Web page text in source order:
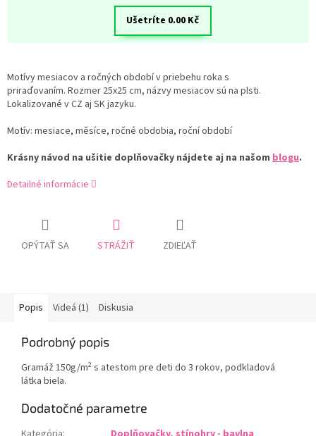
Ušetríte 0.00 Kč
Motívy mesiacov a ročných období v priebehu roka s
priraďovaním. Rozmer 25x25 cm, názvy mesiacov sú na plsti.
Lokalizované v CZ aj SK jazyku.
Motív: mesiace, měsíce, ročné obdobia, roční období
Krásny návod na ušitie doplňovačky nájdete aj na našom blogu.
Detailné informácie
OPÝTAŤ SA STRÁŽIŤ ZDIEĽAŤ
Popis Videá (1) Diskusia
Podrobný popis
Gramáž 150g/m2 s atestom pre deti do 3 rokov, podkladová
látka biela.
Dodatočné parametre